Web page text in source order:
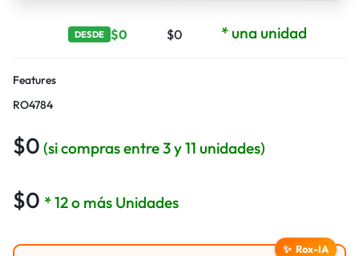
DESDE $0 $0 * una unidad
Features
RO4784
$0 (si compras entre 3 y 11 unidades)
$0 * 12 o más Unidades
✨ Rox-IA